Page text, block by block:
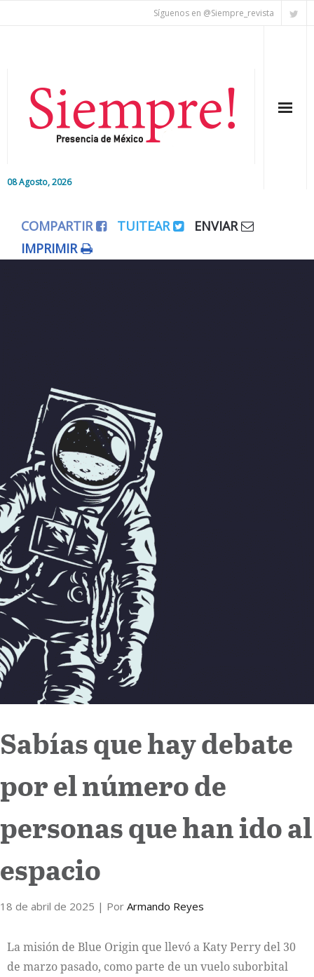
Síguenos en @Siempre_revista
08 Agosto, 2026
Editorial
COMPARTIR TUITEAR
ENVIAR
IMPRIMIR
Sabías que hay debate
por el número de
personas que han ido al
espacio
18 de abril de 2025 | Por Armando Reyes
La misión de Blue Origin que llevó a Katy Perry del 30
de marzo pasado, como parte de un vuelo suborbital